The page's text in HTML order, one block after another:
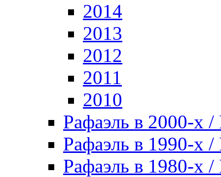
2014
2013
2012
2011
2010
Рафаэль в 2000-х /
Рафаэль в 1990-х /
Рафаэль в 1980-х /